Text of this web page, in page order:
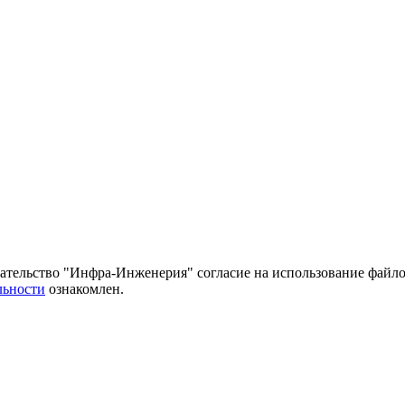
"Инфра-Инженерия" согласие на использование
ознакомлен.